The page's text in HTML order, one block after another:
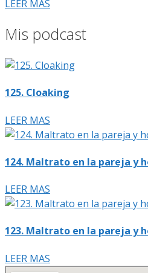
LEER MAS
Mis podcast
125. Cloaking
LEER MAS
124. Maltrato en la pareja y
LEER MAS
123. Maltrato en la pareja y
LEER MAS